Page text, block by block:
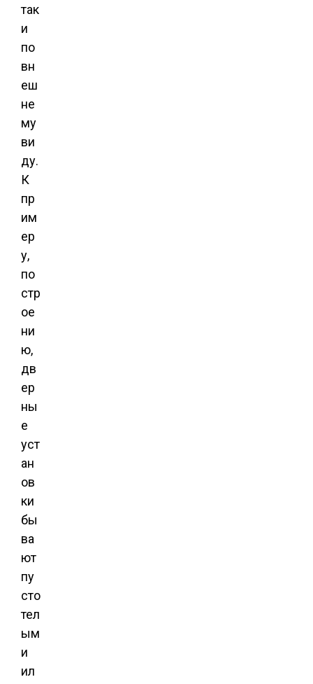
так
и
по
вн
еш
не
му
ви
ду.
К
пр
им
ер
у,
по
стр
ое
ни
ю,
дв
ер
ны
е
уст
ан
ов
ки
бы
ва
ют
пу
сто
тел
ым
и
ил